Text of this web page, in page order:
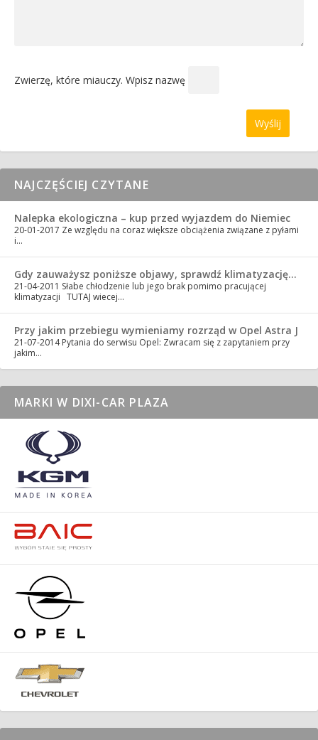
Zwierzę, które miauczy. Wpisz nazwę
NAJCZĘŚCIEJ CZYTANE
Nalepka ekologiczna – kup przed wyjazdem do Niemiec
20-01-2017 Ze względu na coraz większe obciążenia związane z pyłami
i…
Gdy zauważysz poniższe objawy, sprawdź klimatyzację…
21-04-2011 Słabe chłodzenie lub jego brak pomimo pracującej
klimatyzacji TUTAJ wiecej…
Przy jakim przebiegu wymieniamy rozrząd w Opel Astra J
21-07-2014 Pytania do serwisu Opel: Zwracam się z zapytaniem przy
jakim…
MARKI W DIXI-CAR PLAZA